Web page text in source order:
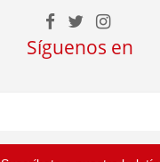
Síguenos en